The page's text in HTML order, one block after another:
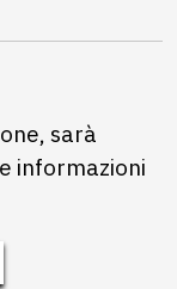
sarà
informazioni